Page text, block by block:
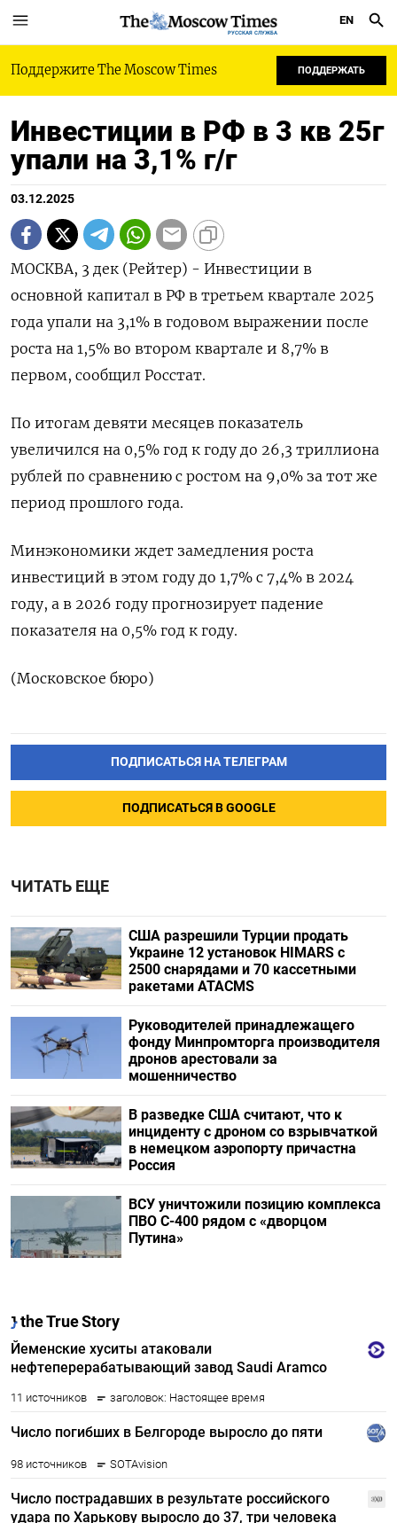
РУССКАЯ СЛУЖБА
EN
Поддержите The Moscow Times ПОДДЕРЖАТЬ
Инвестиции в РФ в 3 кв 25г
упали на 3,1% г/г
03.12.2025
МОСКВА, 3 дек (Рейтер) - Инвестиции в
основной капитал в РФ в третьем квартале 2025
года упали на 3,1% в годовом выражении после
роста на 1,5% во втором квартале и 8,7% в
первом, сообщил Росстат.
По итогам девяти месяцев показатель
увеличился на 0,5% год к году до 26,3 триллиона
рублей по сравнению с ростом на 9,0% за тот же
период прошлого года.
Минэкономики ждет замедления роста
инвестиций в этом году до 1,7% c 7,4% в 2024
году, а в 2026 году прогнозирует падение
показателя на 0,5% год к году.
(Московское бюро)
ПОДПИСАТЬСЯ НА ТЕЛЕГРАМ
ПОДПИСАТЬСЯ В GOOGLE
ЧИТАТЬ ЕЩЕ
США разрешили Турции продать
Украине 12 установок HIMARS с
2500 снарядами и 70 кассетными
ракетами ATACMS
Руководителей принадлежащего
фонду Минпромторга производителя
дронов арестовали за
мошенничество
В разведке США считают, что к
инциденту с дроном со взрывчаткой
в немецком аэропорту причастна
Россия
ВСУ уничтожили позицию комплекса
ПВО С-400 рядом с «дворцом
Путина»